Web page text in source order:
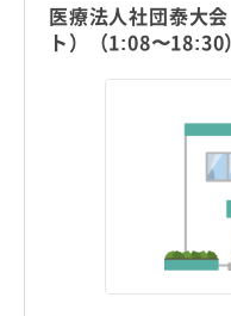
医療法人社団泰大
ト）（1:08〜18:30）